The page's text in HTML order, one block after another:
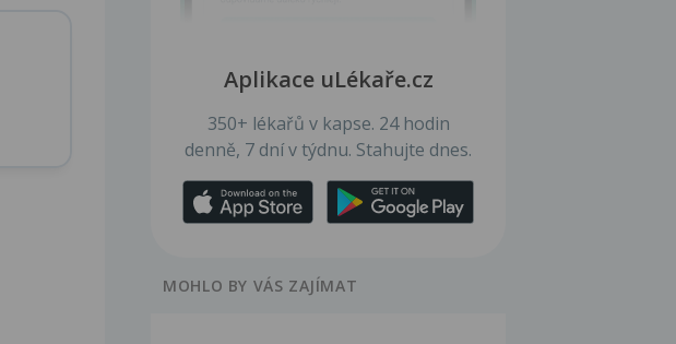
Aplikace uLékaře.cz
350+ lékařů v kapse. 24 hodin
denně, 7 dní v týdnu. Stahujte dnes.
MOHLO BY VÁS ZAJÍMAT